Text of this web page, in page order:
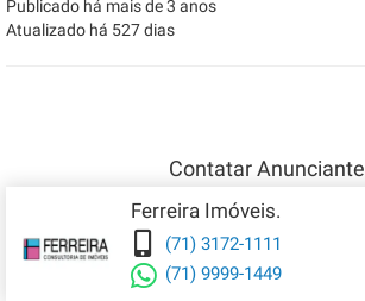
Publicado há mais de 3 anos
Atualizado há 527 dias
Contatar Anunciante
Ferreira Imóveis.
(71) 3172-1111
(71) 9999-1449